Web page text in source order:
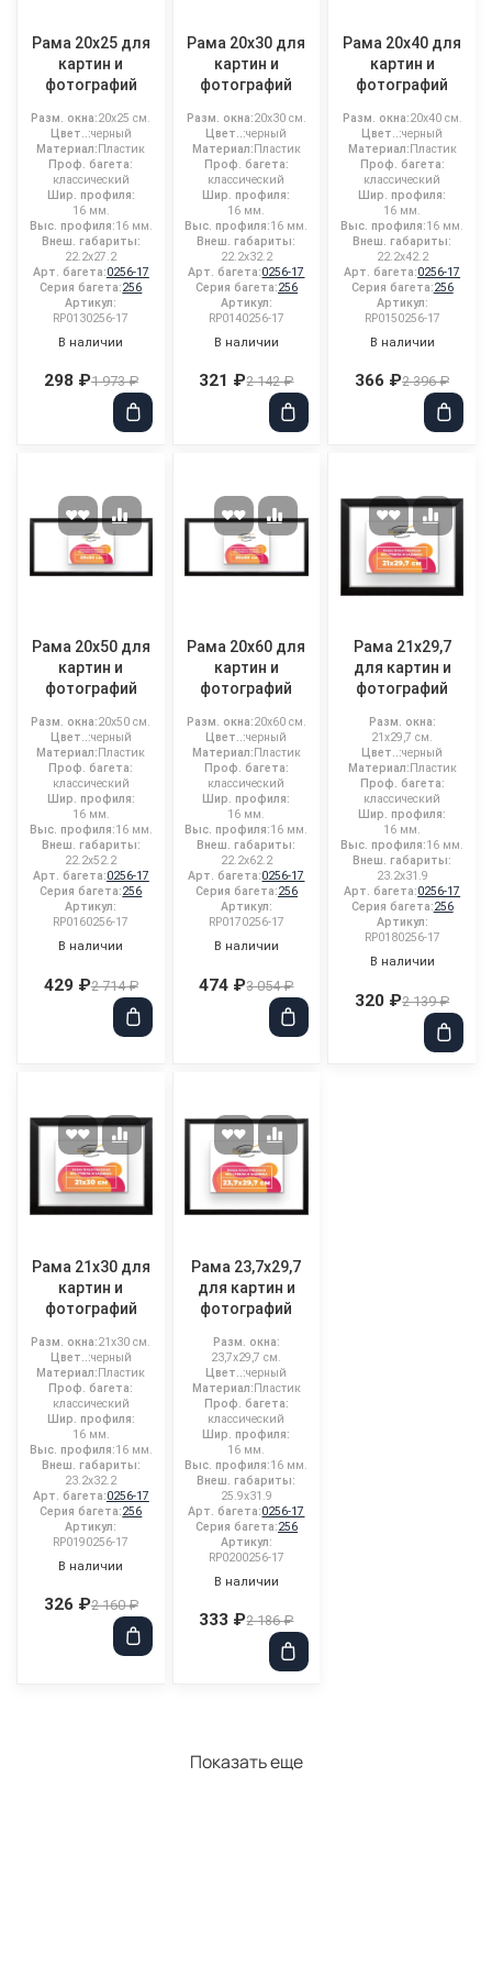
Рама 20x25 для
картин и
фотографий
Разм. окна:20x25 см.
Цвет..:черный
Материал:Пластик
Проф. багета:
классический
Шир. профиля:
16 мм.
Выс. профиля:16 мм.
Внеш. габариты:
22.2x27.2
Арт. багета:0256-17
Серия багета:256
Артикул:
RP0130256-17
В наличии
298 ₽1 973 ₽
Рама 20x30 для
картин и
фотографий
Разм. окна:20x30 см.
Цвет..:черный
Материал:Пластик
Проф. багета:
классический
Шир. профиля:
16 мм.
Выс. профиля:16 мм.
Внеш. габариты:
22.2x32.2
Арт. багета:0256-17
Серия багета:256
Артикул:
RP0140256-17
В наличии
321 ₽2 142 ₽
Рама 20x40 для
картин и
фотографий
Разм. окна:20x40 см.
Цвет..:черный
Материал:Пластик
Проф. багета:
классический
Шир. профиля:
16 мм.
Выс. профиля:16 мм.
Внеш. габариты:
22.2x42.2
Арт. багета:0256-17
Серия багета:256
Артикул:
RP0150256-17
В наличии
366 ₽2 396 ₽
Рама 20x50 для
картин и
фотографий
Разм. окна:20x50 см.
Цвет..:черный
Материал: Пластик
Проф. багета:
классический
Шир. профиля:
16 мм.
Выс. профиля:16 мм.
Внеш. габариты:
22.2x52.2
Арт. багета:0256-17
Серия багета:256
Артикул:
RP0160256-17
В наличии
429 ₽2 714 ₽
Рама 20x60 для
картин и
фотографий
Разм. окна:20x60 см.
Цвет..:черный
Материал: Пластик
Проф. багета:
классический
Шир. профиля:
16 мм.
Выс. профиля:16 мм.
Внеш. габариты:
22.2x62.2
Арт. багета:0256-17
Серия багета:256
Артикул:
RP0170256-17
В наличии
474 ₽3 054 ₽
Рама 21x29,7
для картин и
фотографий
Разм. окна:
21x29,7 см.
Цвет..:черный
Материал: Пластик
Проф. багета:
классический
Шир. профиля:
16 мм.
Выс. профиля:16 мм.
Внеш. габариты:
23.2x31.9
Арт. багета:0256-17
Серия багета:256
Артикул:
RP0180256-17
В наличии
320 ₽2 139 ₽
Рама 21x30 для
картин и
фотографий
Разм. окна:21x30 см.
Цвет..:черный
Материал:Пластик
Проф. багета:
классический
Шир. профиля:
16 мм.
Выс. профиля:16 мм.
Внеш. габариты:
23.2x32.2
Арт. багета:0256-17
Серия багета:256
Артикул:
RP0190256-17
В наличии
326 ₽2 160 ₽
Рама 23,7x29,7
для картин и
фотографий
Разм. окна:
23,7x29,7 см.
Цвет..:черный
Материал:Пластик
Проф. багета:
классический
Шир. профиля:
16 мм.
Выс. профиля:16 мм.
Внеш. габариты:
25.9x31.9
Арт. багета:0256-17
Серия багета:256
Артикул:
RP0200256-17
В наличии
333 ₽2 186 ₽
Показать еще